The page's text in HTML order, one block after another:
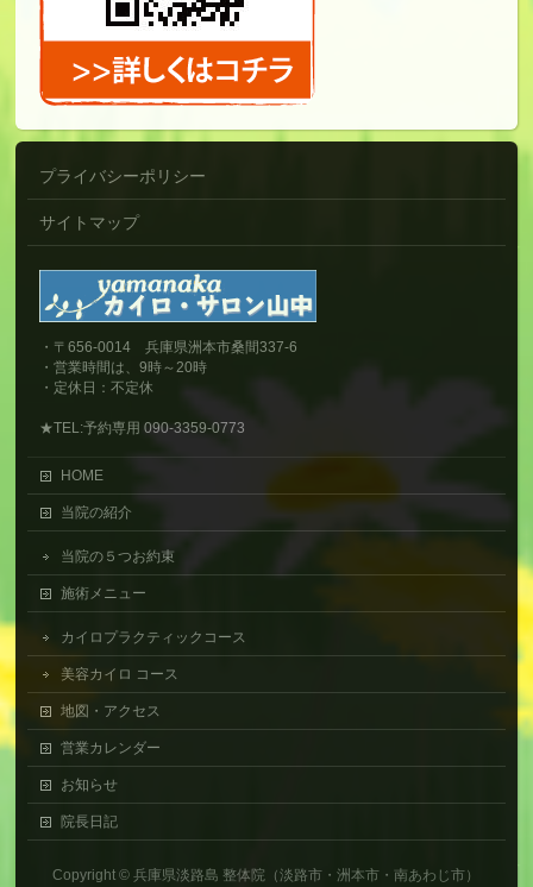
プライバシーポリシー
サイトマップ
・〒656-0014 兵庫県洲本市桑間337-6
・営業時間は、9時～20時
・定休日：不定休
★TEL:予約専用 090-3359-0773
HOME
当院の紹介
当院の５つお約束
施術メニュー
カイロプラクティックコース
美容カイロ コース
地図・アクセス
営業カレンダー
お知らせ
院長日記
Copyright ©兵庫県淡路島 整体院（淡路市・洲本市・南あわじ市）